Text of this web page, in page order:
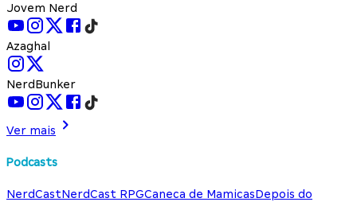
Jovem Nerd
Azaghal
NerdBunker
Ver mais
Podcasts
NerdCastNerdCast RPGCaneca de MamicasDepois do